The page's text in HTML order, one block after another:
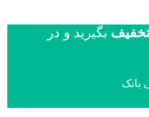
بگیرید و در
بانک